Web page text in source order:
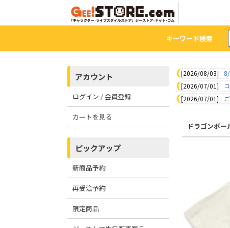
キーワード検索
アカウント
ログイン / 会員登録
カートを見る
ピックアップ
新商品予約
再受注予約
限定商品
[2026/08/03]
[2026/07/01]
[2026/07/01]
ドラゴンボー